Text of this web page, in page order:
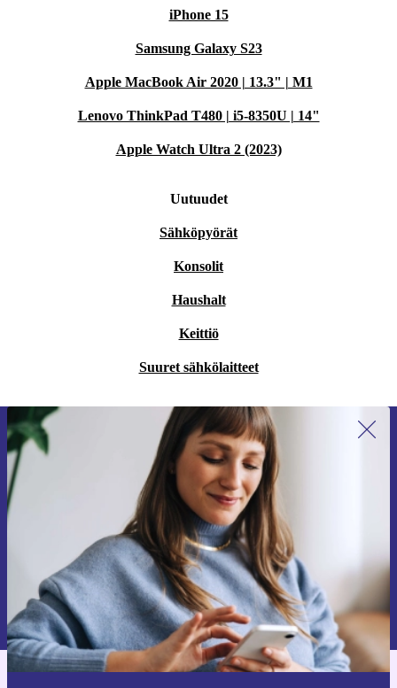
iPhone 15
Samsung Galaxy S23
Apple MacBook Air 2020 | 13.3" | M1
Lenovo ThinkPad T480 | i5-8350U | 14"
Apple Watch Ultra 2 (2023)
Uutuudet
Sähköpyörät
Konsolit
Haushalt
Keittiö
Suuret sähkölaitteet
Liity ensimmäistä kertaa uutiskirjeen
tilaajaksi ja säästä 15 €!
Älä missaa enää yhtäkään tarjousta.
Pyydä etukuponki
Lisätietoja henkilötietojen käytöstä löydättietosuojaselosteestamme.